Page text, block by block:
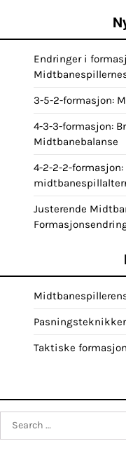
Endringer i
3-5-2-formasjon:
4-3-3-formasjon:
Midtbanebalanse
4-2-2-2-
Justerende
Pasningsteknikker
Taktiske